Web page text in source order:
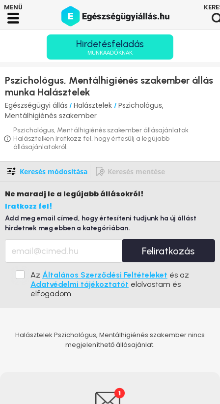
Hirdetésfeladás
MUNKAADÓKNAK
Pszichológus, Mentálhigiénés szakember állás
munka Halásztelek
Egészségügyi állás / Halásztelek / Pszichológus,
Mentálhigiénés szakember
Pszichológus, Mentálhigiénés szakember állásajánlatok
Halásztelken iratkozz fel, hogy értesülj a legújabb
állásajánlatokról.
Keresés módosítása Keresés mentése
Ne maradj le a legújabb állásokról!
Iratkozz fel!
Add meg email címed, hogy értesíteni tudjunk ha új állást
hirdetnek meg ebben a kategóriában.
Feliratkozás
Az Általános Szerződési Feltételeket és az
Adatvédelmi tájékoztatót elolvastam és
elfogadom.
Halásztelek Pszichológus, Mentálhigiénés szakember nincs
megjeleníthető állásajánlat.